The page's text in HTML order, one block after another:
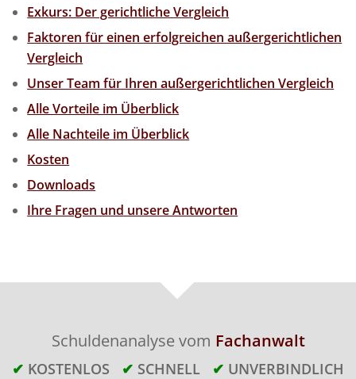
Exkurs: Der gerichtliche Vergleich
Faktoren für einen erfolgreichen außergerichtlichen
Vergleich
Unser Team für Ihren außergerichtlichen Vergleich
Alle Vorteile im Überblick
Alle Nachteile im Überblick
Kosten
Downloads
Ihre Fragen und unsere Antworten
Schuldenanalyse vom Fachanwalt
✔ KOSTENLOS ✔ SCHNELL ✔ UNVERBINDLICH